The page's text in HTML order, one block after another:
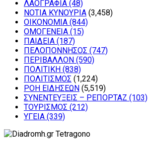
ΛΑΟΓΡΑΦΙΑ (48)
ΝΟΤΙΑ ΚΥΝΟΥΡΙΑ (3,458)
ΟΙΚΟΝΟΜΙΑ (844)
ΟΜΟΓΕΝΕΙΑ (15)
ΠΑΙΔΕΙΑ (187)
ΠΕΛΟΠΟΝΝΗΣΟΣ (747)
ΠΕΡΙΒΑΛΛΟΝ (590)
ΠΟΛΙΤΙΚΗ (838)
ΠΟΛΙΤΙΣΜΟΣ (1,224)
ΡΟΗ ΕΙΔΗΣΕΩΝ (5,519)
ΣΥΝΕΝΤΕΥΞΕΙΣ – ΡΕΠΟΡΤΑΖ (103)
ΤΟΥΡΙΣΜΟΣ (212)
ΥΓΕΙΑ (339)